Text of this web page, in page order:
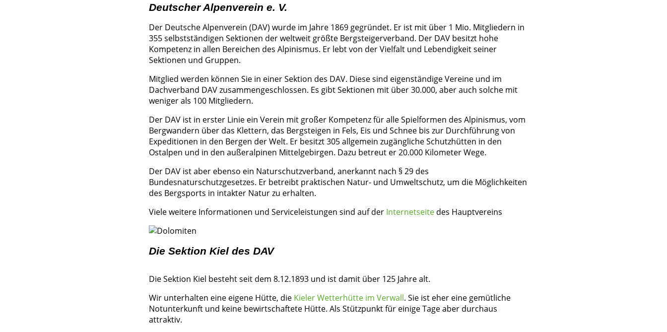
Deutscher Alpenverein e. V.
Der Deutsche Alpenverein (DAV) wurde im Jahre 1869 gegründet. Er ist mit über 1 Mio. Mitgliedern in
355 selbstständigen Sektionen der weltweit größte Bergsteigerverband. Der DAV besitzt hohe
Kompetenz in allen Berei­chen des Alpinismus. Er lebt von der Vielfalt und Lebendigkeit seiner
Sektionen und Gruppen.
Mitglied werden können Sie in einer Sektion des DAV. Diese sind eigenständige Vereine und im
Dachverband DAV zusammengeschlossen. Es gibt Sektionen mit über 30.000, aber auch solche mit
weniger als 100 Mitgliedern.
Der DAV ist in erster Linie ein Verein mit großer Kompetenz für alle Spielformen des Alpinismus, vom
Bergwandern über das Klettern, das Bergsteigen in Fels, Eis und Schnee bis zur Durchführung von
Expeditionen in den Bergen der Welt. Er besitzt 305 allgemein zugängliche Schutzhütten in den
Ostalpen und in den außeralpinen Mittelgebirgen. Dazu betreut er 20.000 Kilometer Wege.
Der DAV ist aber ebenso ein Naturschutzverband, anerkannt nach § 29 des
Bundesnaturschutzgesetzes. Er betreibt praktischen Natur- und Umweltschutz, um die Möglichkeiten
des Bergsports in intakter Natur zu erhalten.
Viele weitere Informationen und Serviceleistungen sind auf der Internetseite des Hauptvereins
Die Sektion Kiel des DAV
Die Sektion Kiel besteht seit dem 8.12.1893 und ist damit über 125 Jahre alt.
Wir unterhalten eine eigene Hütte, die Kieler Wetterhütte im Verwall. Sie ist eher eine gemütliche
Notunterkunft und keine bewirtschaftete Hütte. Als Stützpunkt für einige Tage aber durchaus
attraktiv.